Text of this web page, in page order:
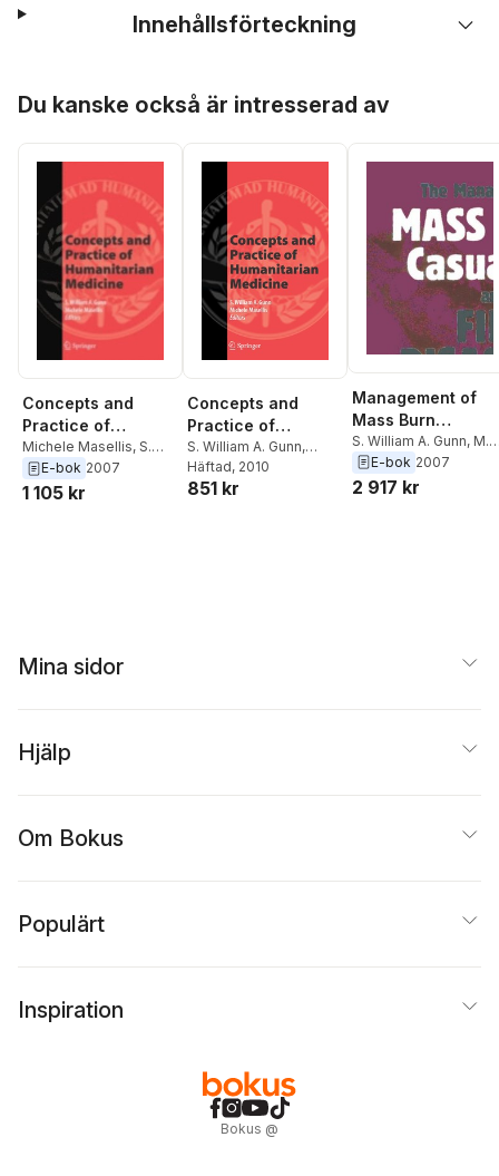
Innehållsförteckning
Du kanske också är intresserad av
Concepts and
Practice of
Humanitarian
Medicine
Michele Masellis, S.
William A. Gunn
E-bok 2007
1 105 kr
Concepts and
Practice of
Humanitarian
Medicine
S. William A. Gunn,
Michele Masellis
Häftad, 2010
851 kr
Management of
Mass Burn
Casualties and
Disasters
S. William A. Gunn, M.
Masellis
E-bok 2007
2 917 kr
Mina sidor
Hjälp
Om Bokus
Populärt
Inspiration
Bokus @